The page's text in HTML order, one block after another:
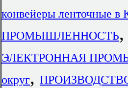
конвейеры ленточные в
ПРОМЫШЛЕННОСТЬ,
ЭЛЕКТРОННАЯ
округ,